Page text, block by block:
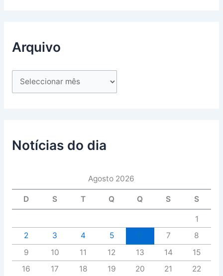
Arquivo
Notícias do dia
Agosto 2026
D S T Q Q S S
1
2
3 4 5 7
8
9
10 11 12 13 14
15
16
17 18 19 20 21
22